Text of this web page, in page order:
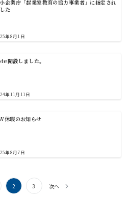
企業庁「起業家教育の協力事業者」に指定され
た
年8月1日
開設しました。
年11月11日
休暇のお知らせ
年8月7日
2 3 次へ